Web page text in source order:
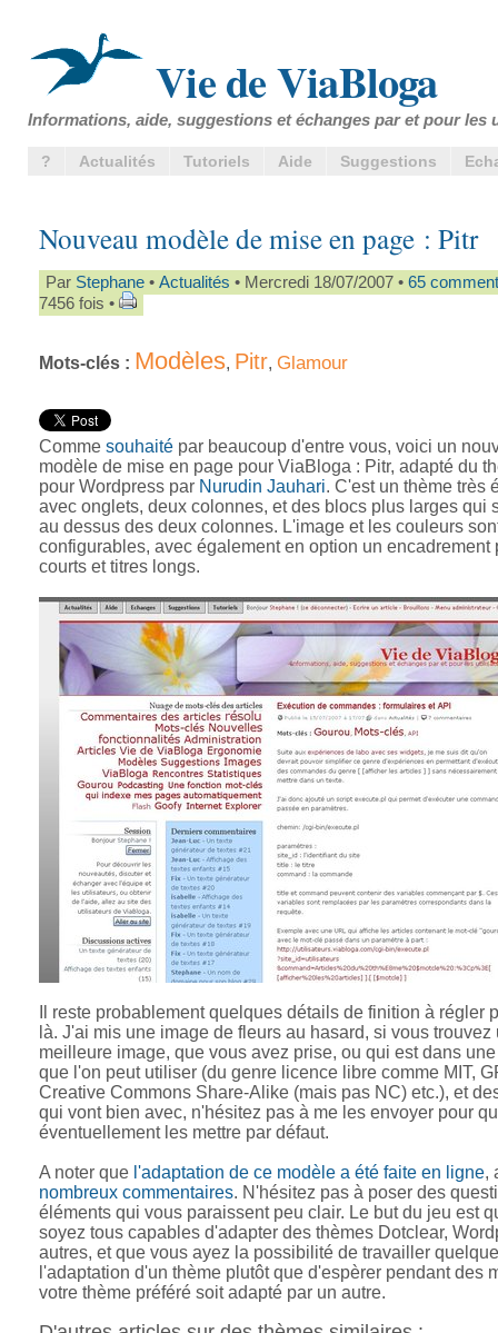
Vie de ViaBloga
Informations, aide, suggestions et échanges par et pour les
? Actualités Tutoriels Aide Suggestions
Nouveau modèle de mise en page : Pitr
Par Stephane • Actualités • Mercredi 18/07/2007 • 65
7456 fois •
Mots-clés : Modèles, Pitr, Glamour
Comme souhaité par beaucoup d'entre vous, voici un
modèle de mise en page pour ViaBloga : Pitr, adapté du
pour Wordpress par Nurudin Jauhari. C'est un thème très
avec onglets, deux colonnes, et des blocs plus larges qui
au dessus des deux colonnes. L'image et les couleurs
configurables, avec également en option un encadrement
courts et titres longs.
Il reste probablement quelques détails de finition à régler
là. J'ai mis une image de fleurs au hasard, si vous trouvez
meilleure image, que vous avez prise, ou qui est dans
que l'on peut utiliser (du genre licence libre comme MIT,
Creative Commons Share-Alike (mais pas NC) etc.), et
qui vont bien avec, n'hésitez pas à me les envoyer pour
éventuellement les mettre par défaut.
A noter que l'adaptation de ce modèle a été faite en ligne,
nombreux commentaires. N'hésitez pas à poser des
éléments qui vous paraissent peu clair. Le but du jeu est
soyez tous capables d'adapter des thèmes Dotclear,
autres, et que vous ayez la possibilité de travailler
l'adaptation d'un thème plutôt que d'espèrer pendant des
votre thème préféré soit adapté par un autre.